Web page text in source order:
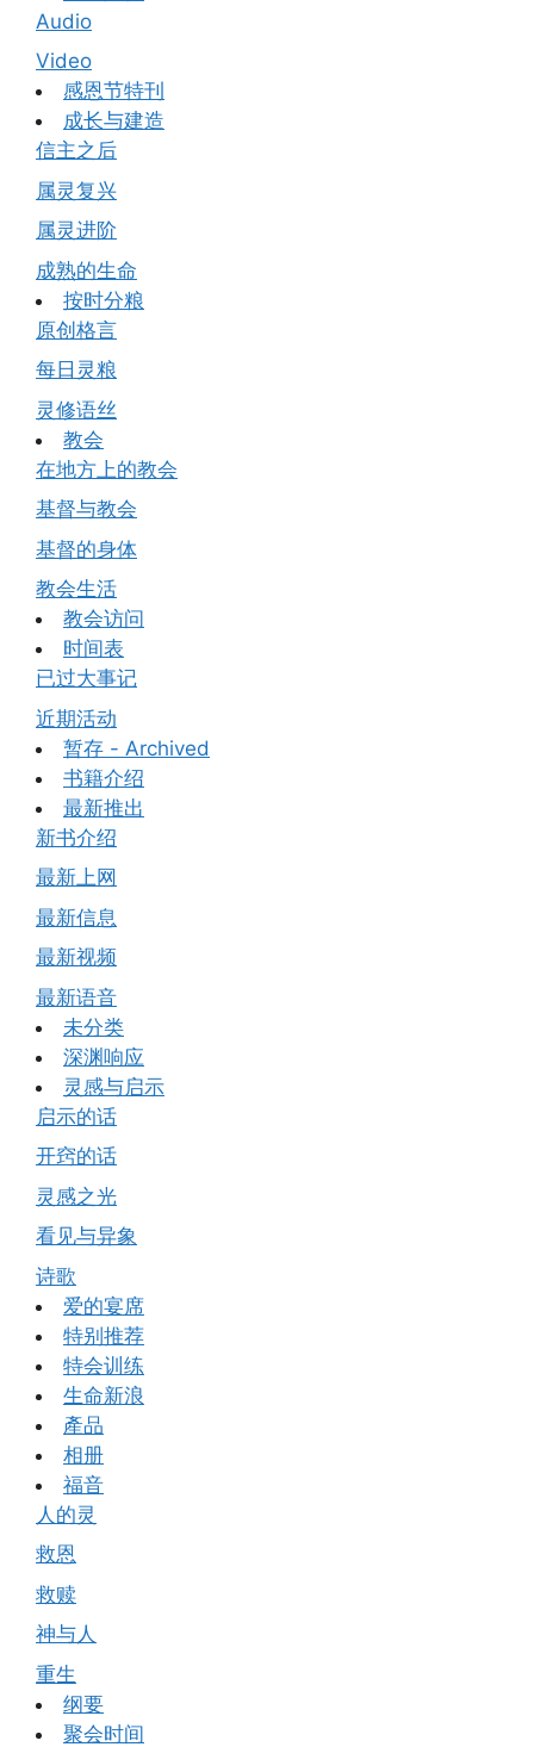
Audio
Video
感恩节特刊
成长与建造
信主之后
属灵复兴
属灵进阶
成熟的生命
按时分粮
原创格言
每日灵粮
灵修语丝
教会
在地方上的教会
基督与教会
基督的身体
教会生活
教会访问
时间表
已过大事记
近期活动
暂存 - Archived
书籍介绍
最新推出
新书介绍
最新上网
最新信息
最新视频
最新语音
未分类
深渊响应
灵感与启示
启示的话
开窍的话
灵感之光
看见与异象
诗歌
爱的宴席
特别推荐
特会训练
生命新浪
產品
相册
福音
人的灵
救恩
救赎
神与人
重生
纲要
聚会时间